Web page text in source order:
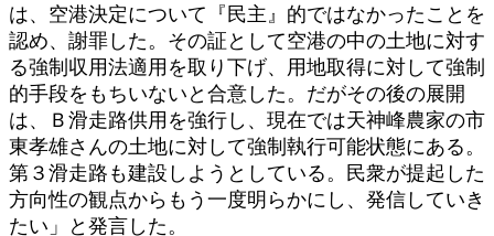
は、空港決定について『民主』的ではなかったことを
認め、謝罪した。その証として空港の中の土地に対す
る強制収用法適用を取り下げ、用地取得に対して強制
的手段をもちいないと合意した。だがその後の展開
は、Ｂ滑走路供用を強行し、現在では天神峰農家の市
東孝雄さんの土地に対して強制執行可能状態にある。
第３滑走路も建設しようとしている。民衆が提起した
方向性の観点からもう一度明らかにし、発信していき
たい」と発言した。